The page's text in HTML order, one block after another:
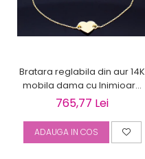
Bratara reglabila din aur 14K
mobila dama cu Inimioara
gravabila
765,77 Lei
ADAUGA IN COS